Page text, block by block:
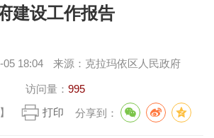
建设工作报告
05 18:04 来源： 克拉玛依区人民政府
访问量： 995
】 打印 分享到：